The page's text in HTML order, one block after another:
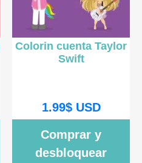
Colorin cuenta Taylor
Swift
1.99$USD
Comprar y
desbloquear